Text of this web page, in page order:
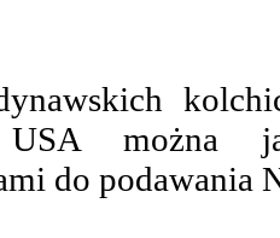
USA
do podawania